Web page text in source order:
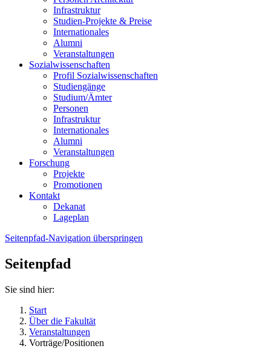
Infrastruktur
Studien-Projekte & Preise
Internationales
Alumni
Veranstaltungen
Sozialwissenschaften
Profil Sozialwissenschaften
Studiengänge
Studium/Ämter
Personen
Infrastruktur
Internationales
Alumni
Veranstaltungen
Forschung
Projekte
Promotionen
Kontakt
Dekanat
Lageplan
Seitenpfad-Navigation überspringen
Seitenpfad
Sie sind hier:
Start
Über die Fakultät
Veranstaltungen
Vorträge/Positionen